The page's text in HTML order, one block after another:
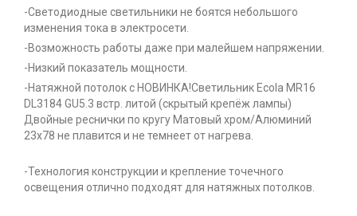
-Светодиодные светильники не боятся небольшого
изменения тока в электросети.
-Возможность работы даже при малейшем напряжении.
-Низкий показатель мощности.
-Натяжной потолок с НОВИНКА!Светильник Ecola MR16
DL3184 GU5.3 встр. литой (скрытый крепёж лампы)
Двойные реснички по кругу Матовый хром/Алюминий
23х78 не плавится и не темнеет от нагрева.
-Технология конструкции и крепление точечного
освещения отлично подходят для натяжных потолков.